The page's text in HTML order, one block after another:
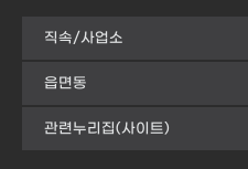
직속/사업소
읍면동
관련누리집(사이트)